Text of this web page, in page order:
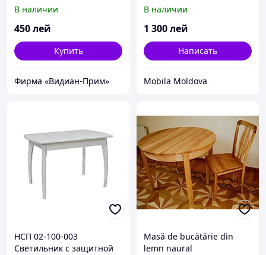
В наличии
450лей
Купить
Фирма «Видиан-Прим»
В наличии
1 300лей
Написать
Mobila Moldova
НСП 02-100-003
Светильник с защитной
Masă de bucătărie din
lemn naural